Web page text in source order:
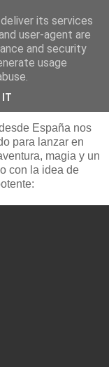
España nos
para lanzar en
magia y un
con la idea de
its services
user-agent are
and security
usage
IT